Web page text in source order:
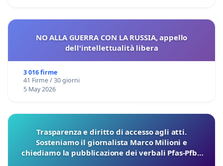
NO ALLA GUERRA CON LA RUSSIA, appello
dell'intellettualità libera
3 016 firme
41 Firme / 30 giorni
5 May 2026
Trasparenza e diritto di accesso agli atti.
Sosteniamo il giornalista Marco Milioni e
chiediamo la pubblicazione dei verbali Pfas-Pfba